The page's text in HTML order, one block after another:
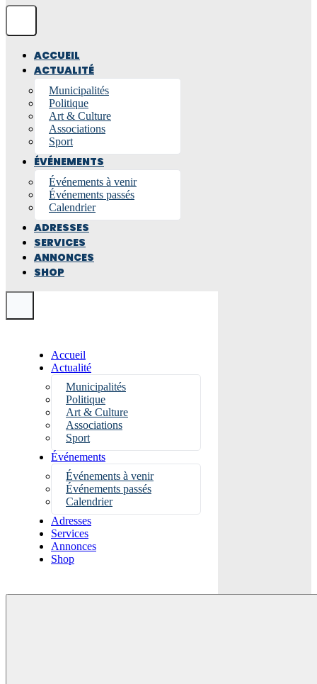
ACCUEIL
ACTUALITÉ
Municipalités
Politique
Art & Culture
Associations
Sport
ÉVÉNEMENTS
Événements à venir
Événements passés
Calendrier
ADRESSES
SERVICES
ANNONCES
SHOP
Accueil
Actualité
Municipalités
Politique
Art & Culture
Associations
Sport
Événements
Événements à venir
Événements passés
Calendrier
Adresses
Services
Annonces
Shop